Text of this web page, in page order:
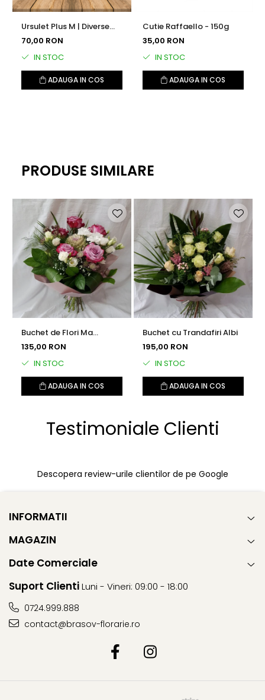
Ursulet Plus M | Diverse
Culori
70,00 RON
IN STOC
ADAUGA IN COS
Cutie Raffaello - 150g
35,00 RON
IN STOC
ADAUGA IN COS
PRODUSE SIMILARE
Buchet de Flori Ma
Gandesc la Tine
135,00 RON
IN STOC
ADAUGA IN COS
Buchet cu Trandafiri Albi
195,00 RON
IN STOC
ADAUGA IN COS
Testimoniale Clienti
Descopera review-urile clientilor de pe Google
INFORMATII
MAGAZIN
Date Comerciale
Suport ClientiLuni - Vineri: 09:00 - 18:00
0724.999.888
contact@brasov-florarie.ro